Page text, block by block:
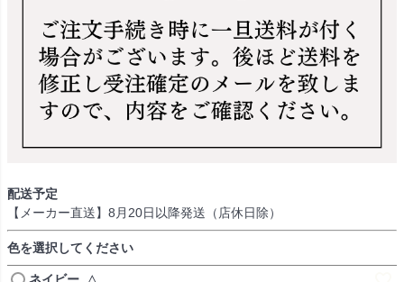
配送予定
【メーカー直送】8月20日以降発送（店休日除）
色を選択してください
ネイビー